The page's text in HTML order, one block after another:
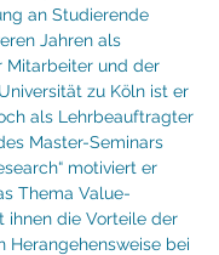
an Studierende
Jahren als
Mitarbeiter und der
zu Köln ist er
als Lehrbeauftragter
Master-Seminars
motiviert er
Thema Value-
ihnen die Vorteile der
Herangehensweise bei